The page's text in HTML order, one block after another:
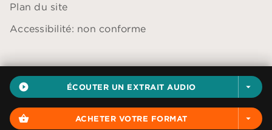
play_circle_filled ÉCOUTER UN EXTRAIT AUDIO arrow_drop_down
shopping_basket ACHETER VOTRE FORMAT arrow_drop_down
Plan du site
Accessibilité: non conforme
Données personnelles
Paramétrer vos cookies
Mentions légales